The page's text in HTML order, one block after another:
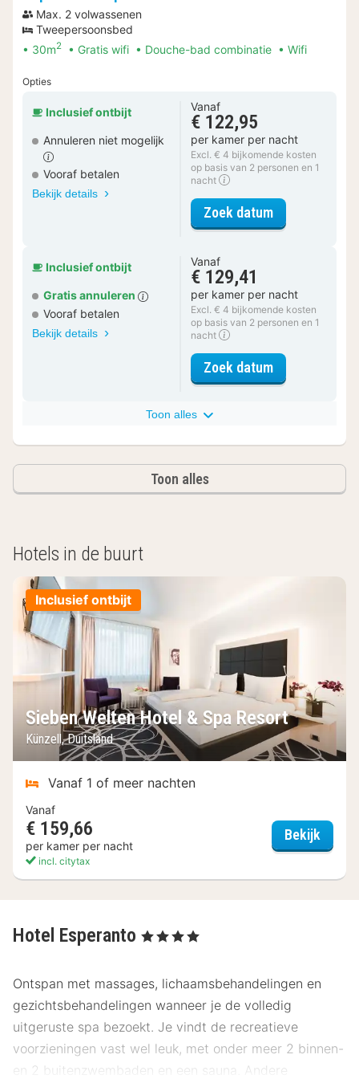
Max. 2 volwassenen
Tweepersoonsbed
30m2 Gratis wifi Douche-bad combinatie Wifi
Opties
Inclusief ontbijt
Annuleren niet mogelijk
Vooraf betalen
Bekijk details
Vanaf
€ 122,95
per kamer per nacht
Excl. € 4 bijkomende kosten
op basis van 2 personen en 1
nacht
Zoek datumvoor Superior
Inclusief ontbijt
Gratis annuleren
Vooraf betalen
Bekijk details
Vanaf
€ 129,41
per kamer per nacht
Excl. € 4 bijkomende kosten
op basis van 2 personen en 1
nacht
Zoek datumvoor Superior
Toon alles
Toon alles
Hotels in de buurt
Inclusief ontbijt
Sieben Welten Hotel & Spa Resort
Künzell, Duitsland
Vanaf 1 of meer nachten
Vanaf
€ 159,66
per kamer per nacht
incl. citytax
Bekijk
Hotel Esperanto , 4 Sterren
Ontspan met massages, lichaamsbehandelingen en
gezichtsbehandelingen wanneer je de volledig
uitgeruste spa bezoekt. Je vindt de recreatieve
voorzieningen vast wel leuk, met onder meer 2 binnen-
en 2 buitenzwembaden en een sauna. Andere